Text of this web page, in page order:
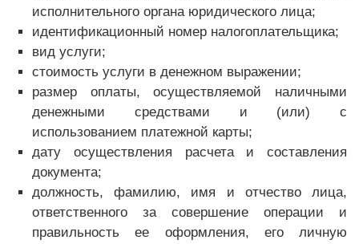
исполнительного органа юридического лица;
идентификационный номер налогоплательщика;
вид услуги;
стоимость услуги в денежном выражении;
размер оплаты, осуществляемой наличными
денежными средствами и (или) с
использованием платежной карты;
дату осуществления расчета и составления
документа;
должность, фамилию, имя и отчество лица,
ответственного за совершение операции и
правильность ее оформления, его личную